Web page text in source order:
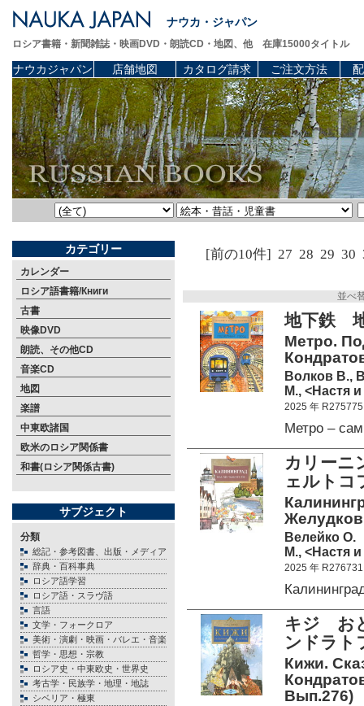
ナウカ・ジャパン
ロシア書籍・新聞雑誌・映画DVD・朗読CD・地図、他 在庫15000タイトル
ナウカジャパン 店舗地図 カタログ請求 ご注文方法
カテゴリー
カレンダー
ロシア語書籍/Книги
古書
映像DVD
朗読、その他CD
音楽CD
地図
楽譜
中東欧諸国
欧米のロシア関係書
和書(ロシア関係古書)
サブジェクト
分類
総記・参考図書、出版・メディア
辞典・百科事典
ロシア語学習
ロシア語・スラヴ語
言語
文学・フォークロア
美術・演劇・映画・バレエ・音楽
哲学・思想・宗教
ロシア史・中東欧史・世界史
考古学・民族学・地理・地誌
シベリア・極東
[前の10件] 27 28 29 30
並べ
地下鉄
Метро.
Волков В.,
М., <Настя
2025 年 R275775
Метро –
カリー
ェルトコ
Велейко О.
М., <Настя
2025 年 R276731
キジ お
ンドラト
Кижи.
Вып.276)